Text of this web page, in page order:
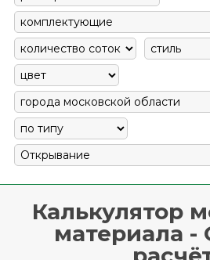
Калькулятор
материала -